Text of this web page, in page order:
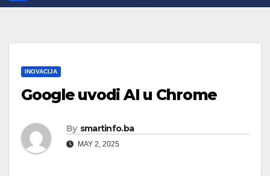
INOVACIJA
Google uvodi AI u Chrome
By smartinfo.ba
MAY 2, 2025